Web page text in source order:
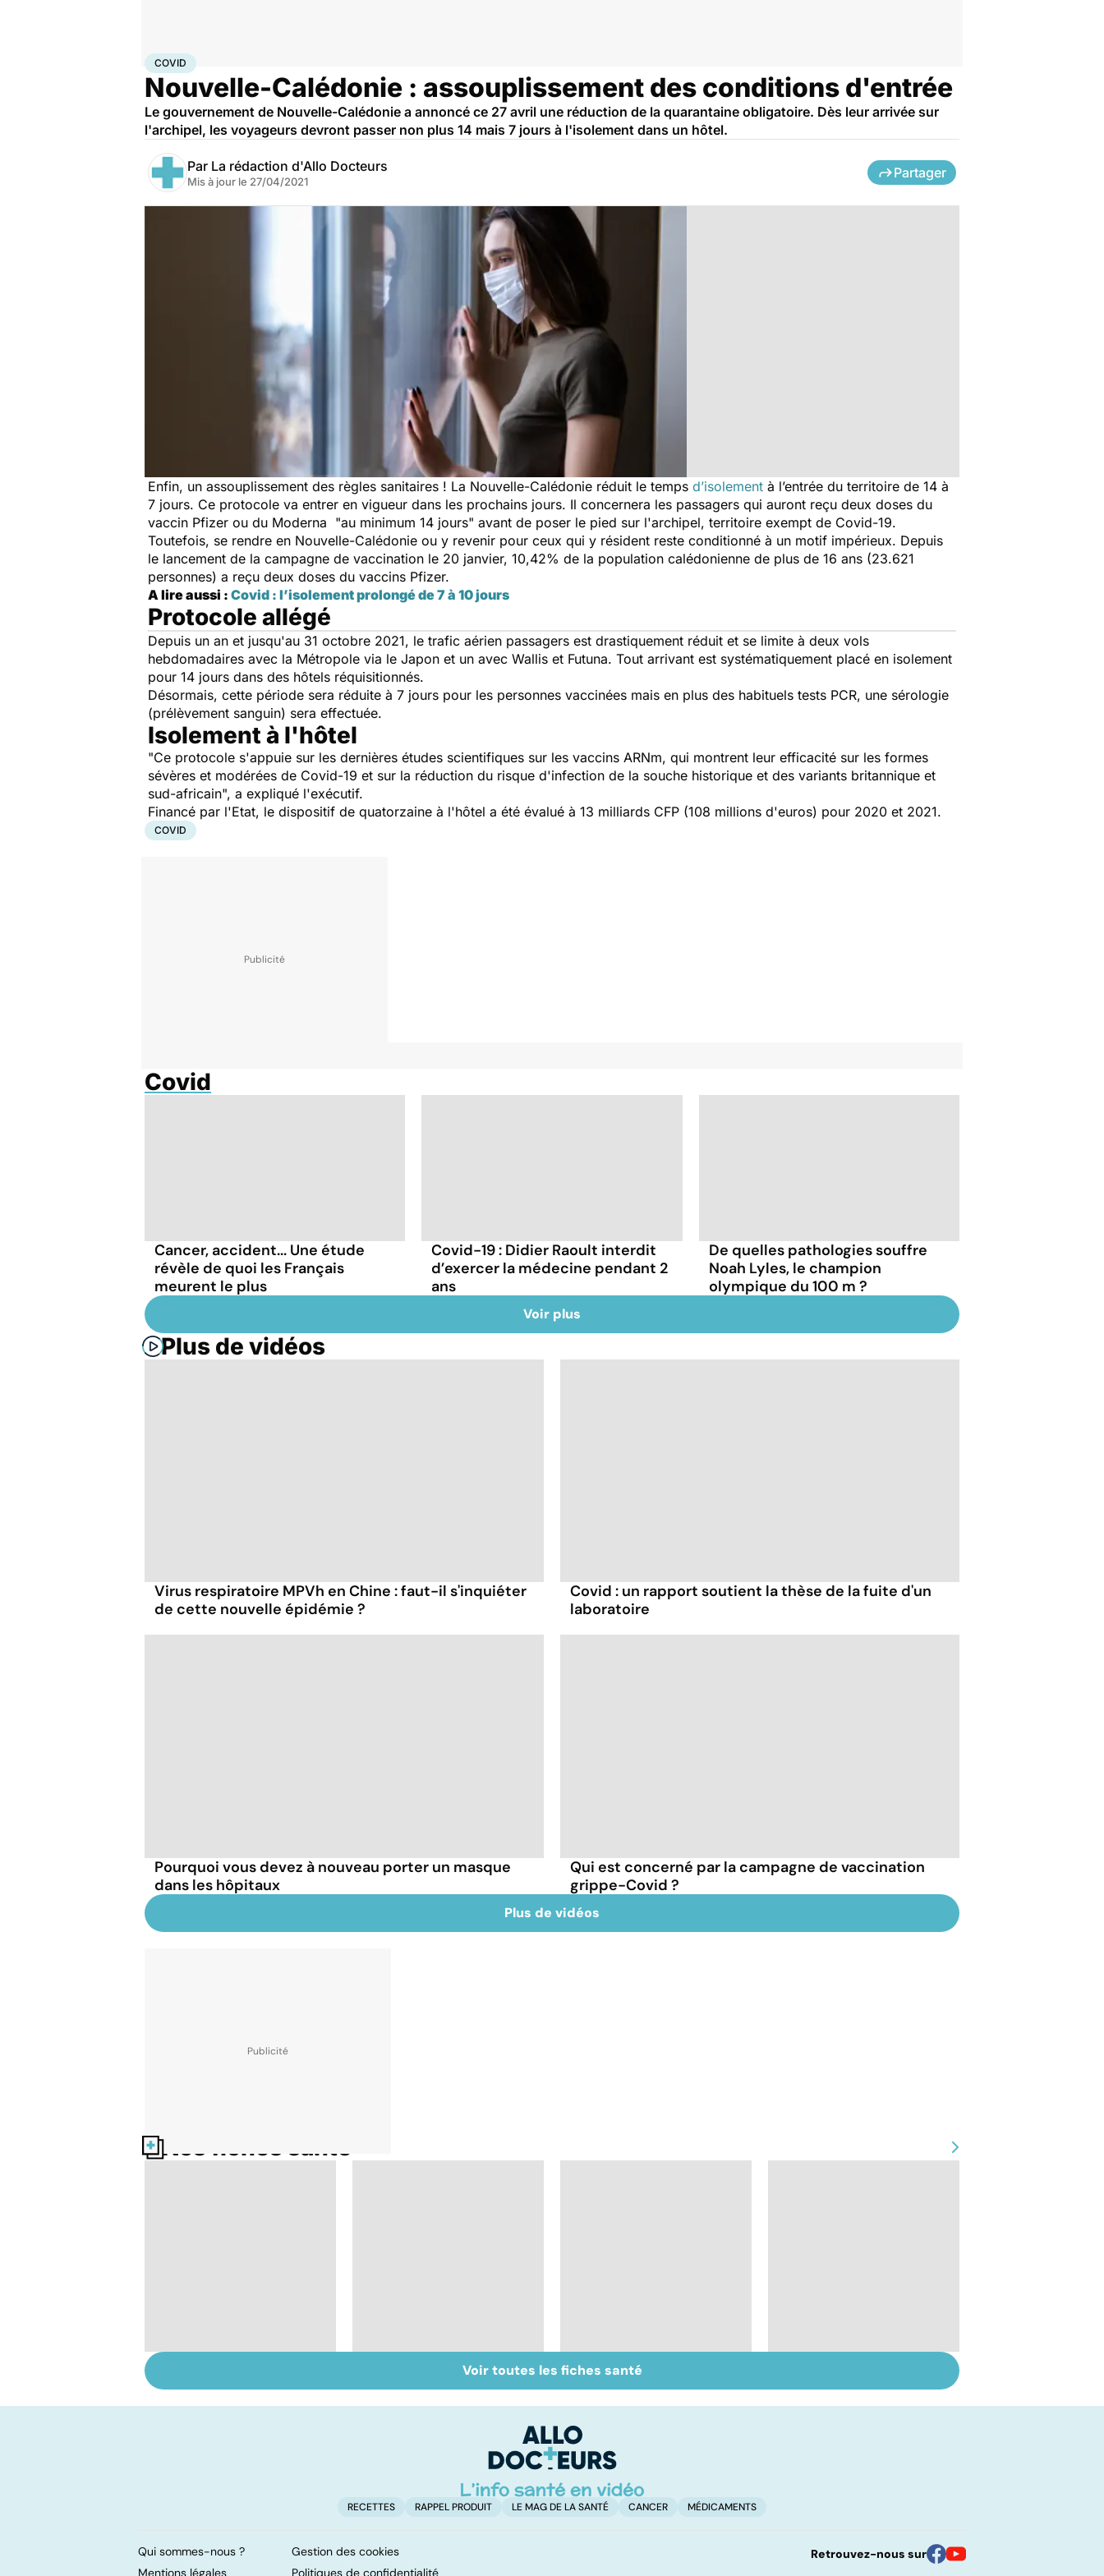
AccueilSanté
COVID
Nouvelle-Calédonie : assouplissement des conditions d'entrée
Le gouvernement de Nouvelle-Calédonie a annoncé ce 27 avril une réduction de la quarantaine obligatoire. Dès leur arrivée sur
l'archipel, les voyageurs devront passer non plus 14 mais 7 jours à l'isolement dans un hôtel.
Par La rédaction d'Allo Docteurs
Mis à jour le 27/04/2021
Partager
Enfin, un assouplissement des règles sanitaires ! La Nouvelle-Calédonie réduit le temps d’isolement à l’entrée du territoire de 14 à
7 jours. Ce protocole va entrer en vigueur dans les prochains jours. Il concernera les passagers qui auront reçu deux doses du
vaccin Pfizer ou du Moderna "au minimum 14 jours" avant de poser le pied sur l'archipel, territoire exempt de Covid-19.
Toutefois, se rendre en Nouvelle-Calédonie ou y revenir pour ceux qui y résident reste conditionné à un motif impérieux. Depuis
le lancement de la campagne de vaccination le 20 janvier, 10,42% de la population calédonienne de plus de 16 ans (23.621
personnes) a reçu deux doses du vaccins Pfizer.
A lire aussi : Covid : l’isolement prolongé de 7 à 10 jours
Protocole allégé
Depuis un an et jusqu'au 31 octobre 2021, le trafic aérien passagers est drastiquement réduit et se limite à deux vols
hebdomadaires avec la Métropole via le Japon et un avec Wallis et Futuna. Tout arrivant est systématiquement placé en isolement
pour 14 jours dans des hôtels réquisitionnés.
Désormais, cette période sera réduite à 7 jours pour les personnes vaccinées mais en plus des habituels tests PCR, une sérologie
(prélèvement sanguin) sera effectuée.
Isolement à l'hôtel
"Ce protocole s'appuie sur les dernières études scientifiques sur les vaccins ARNm, qui montrent leur efficacité sur les formes
sévères et modérées de Covid-19 et sur la réduction du risque d'infection de la souche historique et des variants britannique et
sud-africain", a expliqué l'exécutif.
Financé par l'Etat, le dispositif de quatorzaine à l'hôtel a été évalué à 13 milliards CFP (108 millions d'euros) pour 2020 et 2021.
COVID
Covid
Cancer, accident... Une étude
révèle de quoi les Français
meurent le plus
Covid-19 : Didier Raoult interdit
d’exercer la médecine pendant 2
ans
De quelles pathologies souffre
Noah Lyles, le champion
olympique du 100 m ?
Voir plus
Plus de vidéos
Virus respiratoire MPVh en Chine : faut-il s'inquiéter
de cette nouvelle épidémie ?
Covid : un rapport soutient la thèse de la fuite d'un
laboratoire
Pourquoi vous devez à nouveau porter un masque
dans les hôpitaux
Qui est concerné par la campagne de vaccination
grippe-Covid ?
Plus de vidéos
Nos fiches santé
infections
Covid-19 : tout savoir
sur la maladie
Inflammation des
amygdales : que faire
passage à l'acte
Voir toutes les fiches santé
RECETTES RAPPEL PRODUIT LE MAG DE LA SANTÉ CANCER MÉDICAMENTS
Qui sommes-nous ?
Gestion des cookies
Mentions légales
Politiques de confidentialité
Retrouvez-nous sur